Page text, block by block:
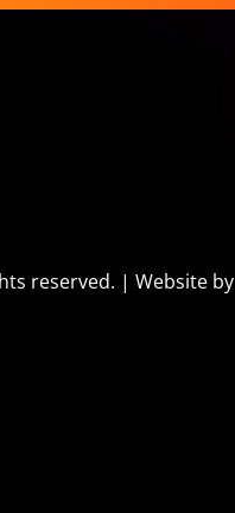
reserved. | Website by